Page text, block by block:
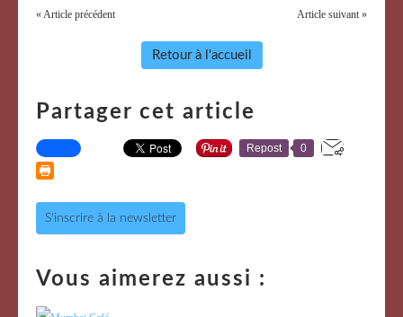
« Article précédent Article suivant »
Retour à l'accueil
Partager cet article
Repost 0
S'inscrire à la newsletter
Vous aimerez aussi :